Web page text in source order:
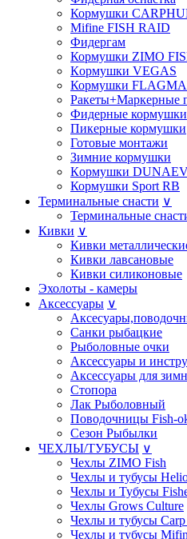
Кормушки
Mifine FISH RAID
Фидергам
Кормушки ZIMO
Кoрмушки VEGAS
Кормушки
Ракеты+Маркерные
Фидерные кормушки
Пикерные кормушки
Готовые монтажи
Зимние кормушки
Кoрмушки
Кормушки Sport RB
Терминальные снасти ∨
Терминальные
Кивки ∨
Кивки
Кивки лавсановые
Кивки силиконовые
Эхолоты - камеры
Аксессуары ∨
Санки рыбацкие
Рыболовные очки
Аксессуары и
Аксессуары для
Стопора
Лак Рыболовный
Поводочницы Fish-
Сезон Рыбылки
ЧЕХЛЫ/ТУБУСЫ ∨
Чехлы ZIMO Fish
Чехлы и тубусы
Чехлы и Тубусы
Чехлы Grows Culture
Чехлы и тубусы Carp
Чехлы и тубусы